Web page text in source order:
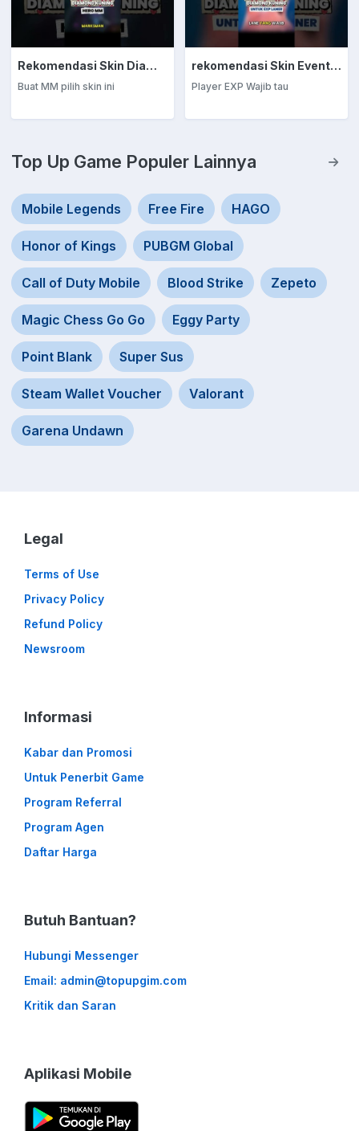
Rekomendasi Skin Diamond Kuning: Marksman
Buat MM pilih skin ini
rekomendasi Skin Event Diamond Kuning: EXP Laner
Player EXP Wajib tau
Top Up Game Populer Lainnya
Mobile Legends Free Fire HAGO
Honor of Kings PUBGM Global
Call of Duty Mobile Blood Strike Zepeto
Magic Chess Go Go Eggy Party
Point Blank Super Sus
Steam Wallet Voucher Valorant
Garena Undawn
Legal
Terms of Use
Privacy Policy
Refund Policy
Newsroom
Informasi
Kabar dan Promosi
Untuk Penerbit Game
Program Referral
Program Agen
Daftar Harga
Butuh Bantuan?
Hubungi Messenger
Email: admin@topupgim.com
Kritik dan Saran
Aplikasi Mobile